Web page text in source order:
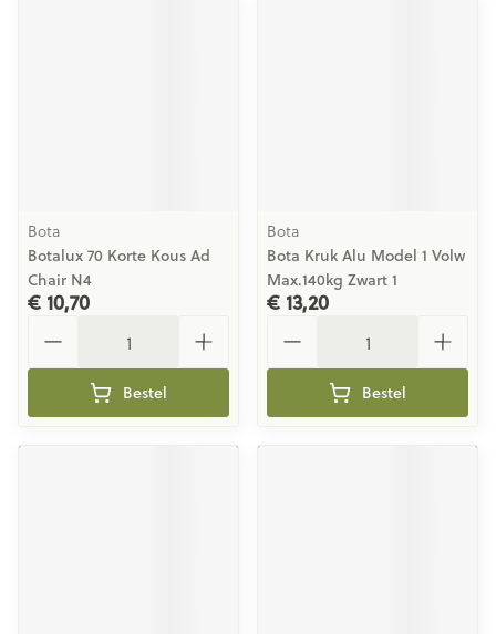
Bota
Botalux 70 Korte Kous Ad
Chair N4
€ 10,70
Bestel
Bota
Bota Kruk Alu Model 1 Volw
Max.140kg Zwart 1
€ 13,20
Bestel